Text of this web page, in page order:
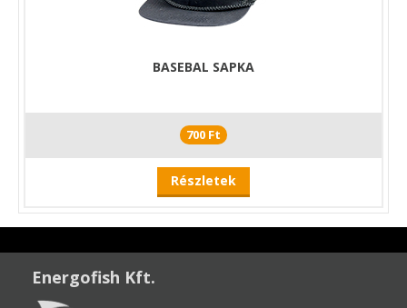
BASEBAL SAPKA
700 Ft
Részletek
Energofish Kft.